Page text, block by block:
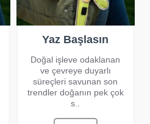
Yaz Başlasın
Doğal işleve odaklanan
ve çevreye duyarlı
süreçleri savunan son
trendler doğanın pek çok
s..